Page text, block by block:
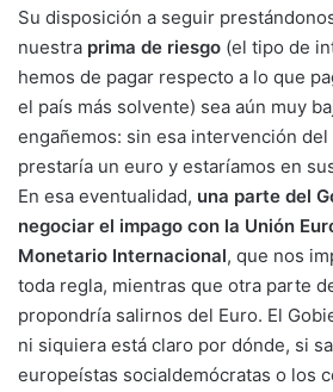
Su disposición a seguir
nuestra prima de riesgo (el tipo de
hemos de pagar respecto a lo que
el país más solvente) sea aún muy
engañemos: sin esa intervención del
prestaría un euro y estaríamos en
En esa eventualidad, una parte del
negociar el impago con la Unión
Monetario Internacional, que nos
toda regla, mientras que otra parte
propondría salirnos del Euro. El
ni siquiera está claro por dónde, si
europeístas socialdemócratas o los